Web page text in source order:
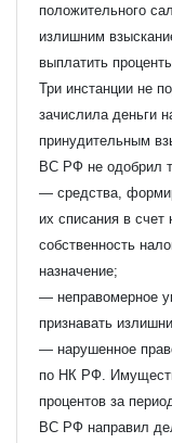
положительного
излишним
выплатить
Три инстанции не
зачислила деньги
принудительным
ВС РФ не одобрил
— средства,
их списания в
собственность
назначение;
— неправомерное
признавать
— нарушенное
по НК РФ.
процентов за
ВС РФ направил
Узнать
Ваш e-mail*
Телефон*